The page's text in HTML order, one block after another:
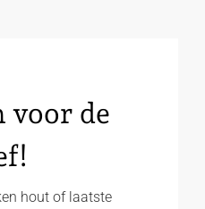
voor de
hout of laatste